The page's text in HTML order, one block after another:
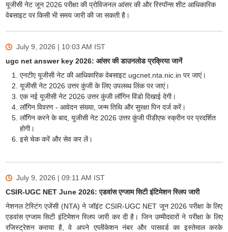
यूजीसी नेट जून 2026 परीक्षा की प्रोविजनल आंसर की और रिस्पॉन्स शीट आधिकारिक
वेबसाइट पर किसी भी समय जारी की जा सकती है।
July 9, 2026 | 10:03 AM IST
ugc net answer key 2026: आंसर की डाउनलोड प्रक्रिया जानें
एनटीए यूजीसी नेट की आधिकारिक वेबसाइट ugcnet.nta.nic.in पर जाएं।
यूजीसी नेट 2026 उत्तर कुंजी के लिए उपलब्ध लिंक पर जाएं।
एक नई यूजीसी नेट 2026 उत्तर कुंजी लॉगिन विंडो दिखाई देगी।
लॉगिन विवरण - आवेदन संख्या, जन्म तिथि और सुरक्षा पिन दर्ज करें।
लॉगिन करने के बाद, यूजीसी नेट 2026 उत्तर कुंजी पीडीएफ स्क्रीन पर प्रदर्शित
होगी।
इसे चेक करें और सेव कर लें।
July 9, 2026 | 09:11 AM IST
CSIR-UGC NET June 2026: एडवांस एग्जाम सिटी इंटिमेशन स्लिप जारी
नेशनल टेस्टिंग एजेंसी (NTA) ने जॉइंट CSIR-UGC NET जून 2026 परीक्षा के लिए
एडवांस एग्जाम सिटी इंटिमेशन स्लिप जारी कर दी है। जिन उम्मीदवारों ने परीक्षा के लिए
रजिस्ट्रेशन कराया है, वे अपने एप्लीकेशन नंबर और पासवर्ड का इस्तेमाल करके